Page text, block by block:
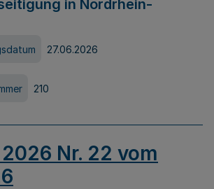
in Nordrhein-
27.06.2026
210
2026 Nr. 22 vom